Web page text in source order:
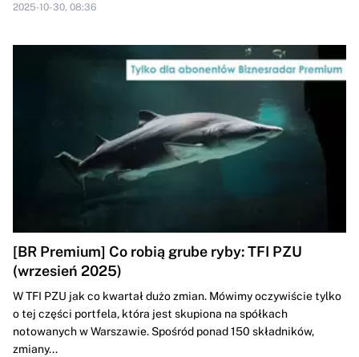
2025-10-30, 08:36
[BR Premium] Co robią grube ryby: TFI PZU
(wrzesień 2025)
W TFI PZU jak co kwartał dużo zmian. Mówimy oczywiście tylko
o tej części portfela, która jest skupiona na spółkach
notowanych w Warszawie. Spośród ponad 150 składników,
zmiany...